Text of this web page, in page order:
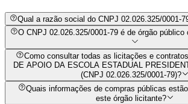
Qual a razão social do CNPJ 02.026.325/0001-
O CNPJ 02.026.325/0001-79 é de órgão público
Como consultar todas as licitações e
DE APOIO DA ESCOLA ESTADUAL
(CNPJ 02.026.325/0001-79)?
Quais informações de compras públicas
este órgão licitante?